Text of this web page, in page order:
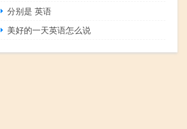
分别是 英语
美好的一天英语怎么说